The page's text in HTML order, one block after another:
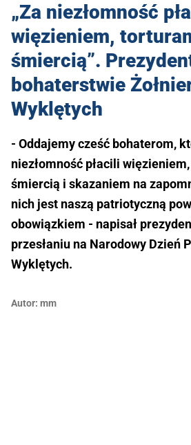
„Za niezłomność
więzieniem,
śmiercią”.
bohaterstwie
Wyklętych
- Oddajemy cześć bohaterom,
niezłomność płacili
śmiercią i skazaniem na
nich jest naszą patriotyczną
obowiązkiem - napisał
przesłaniu na Narodowy Dzień
Wyklętych.
Autor: mm